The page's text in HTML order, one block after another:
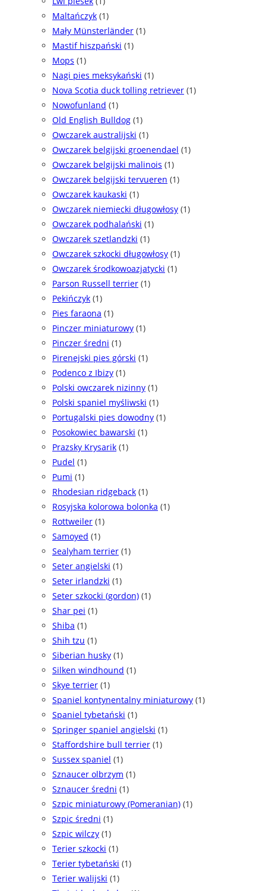
Maltańczyk (1)
Mały Münsterländer (1)
Mastif hiszpański (1)
Mops (1)
Nagi pies meksykański (1)
Nova Scotia duck tolling retriever (1)
Nowofunland (1)
Old English Bulldog (1)
Owczarek australijski (1)
Owczarek belgijski groenendael (1)
Owczarek belgijski malinois (1)
Owczarek belgijski tervueren (1)
Owczarek kaukaski (1)
Owczarek niemiecki długowłosy (1)
Owczarek podhalański (1)
Owczarek szetlandzki (1)
Owczarek szkocki długowłosy (1)
Owczarek środkowoazjatycki (1)
Parson Russell terrier (1)
Pekińczyk (1)
Pies faraona (1)
Pinczer miniaturowy (1)
Pinczer średni (1)
Pirenejski pies górski (1)
Podenco z Ibizy (1)
Polski owczarek nizinny (1)
Polski spaniel myśliwski (1)
Portugalski pies dowodny (1)
Posokowiec bawarski (1)
Prazsky Krysarik (1)
Pudel (1)
Pumi (1)
Rhodesian ridgeback (1)
Rosyjska kolorowa bolonka (1)
Rottweiler (1)
Samoyed (1)
Sealyham terrier (1)
Seter angielski (1)
Seter irlandzki (1)
Seter szkocki (gordon) (1)
Shar pei (1)
Shiba (1)
Shih tzu (1)
Siberian husky (1)
Silken windhound (1)
Skye terrier (1)
Spaniel kontynentalny miniaturowy (1)
Spaniel tybetański (1)
Springer spaniel angielski (1)
Staffordshire bull terrier (1)
Sussex spaniel (1)
Sznaucer olbrzym (1)
Sznaucer średni (1)
Szpic miniaturowy (Pomeranian) (1)
Szpic średni (1)
Szpic wilczy (1)
Terier szkocki (1)
Terier tybetański (1)
Terier walijski (1)